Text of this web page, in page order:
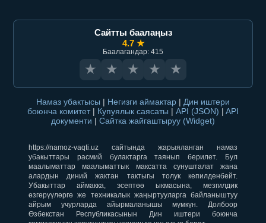
Сайтты баалаңыз
4.7 ★
Баалагандар: 415
★ ★ ★ ★ ★
Намаз убактысы | Негизги аймактар | Дин иштери
боюнча комитет | Купуялык саясаты | API (JSON) | API
документи | Сайтка жайгаштыруу (Widget)
https://namoz-vaqti.uz сайтында жарыяланган намаз
убакыттары расмий булактарга таянып берилет. Бул
маалыматтар маалыматтык максатта сунушталат жана
алардын диний жактан тактыгы толук кепилденбейт.
Убакыттар аймакка, эсептөө ыкмасына, мезгилдик
өзгөрүүлөргө же техникалык жаңыртууларга байланыштуу
айрым учурларда айырмаланышы мүмкүн. Долбоор
Өзбекстан Республикасынын Дин иштери боюнча